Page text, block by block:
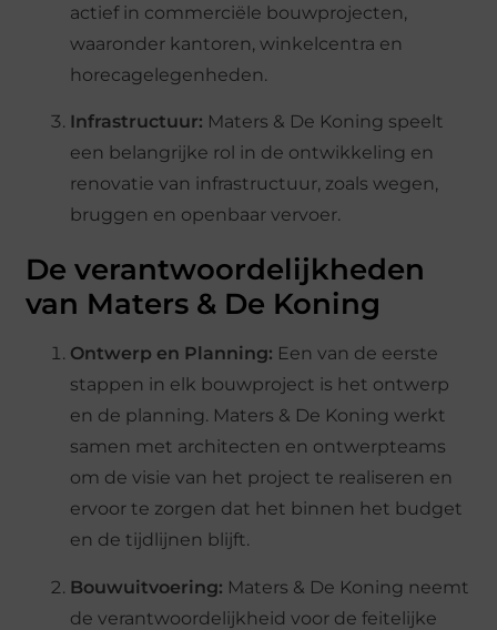
actief in commerciële bouwprojecten,
waaronder kantoren, winkelcentra en
horecagelegenheden.
Infrastructuur: Maters & De Koning speelt
een belangrijke rol in de ontwikkeling en
renovatie van infrastructuur, zoals wegen,
bruggen en openbaar vervoer.
De verantwoordelijkheden
van Maters & De Koning
Ontwerp en Planning: Een van de eerste
stappen in elk bouwproject is het ontwerp
en de planning. Maters & De Koning werkt
samen met architecten en ontwerpteams
om de visie van het project te realiseren en
ervoor te zorgen dat het binnen het budget
en de tijdlijnen blijft.
Bouwuitvoering: Maters & De Koning neemt
de verantwoordelijkheid voor de feitelijke